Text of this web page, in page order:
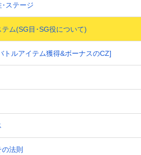
ステージ
ム(SG目･SG役について)
トルアイテム獲得&ボーナスのCZ]
法則